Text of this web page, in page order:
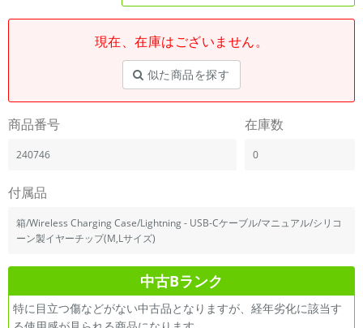
現在、在庫はございません。
似た商品を探す
商品番号
240746
在庫数
0
付属品
箱/Wireless Charging Case/Lightning - USB-Cケーブル/マニュアル/シリコ
ーン製イヤーチップ(M,Lサイズ)
中古Bランク
特に目立つ傷などがない中古品となりますが、経年劣化に該当す
カテゴリー
商品ジャンルの絞り込み
「スマートフォン」「タブレット」など
製造、販売メーカーの絞り込み
機能・特徴
商品の搭載機能による絞り込み
「5G対応」「防水」「ワンセグ」など
ランク
商品状態の絞り込み